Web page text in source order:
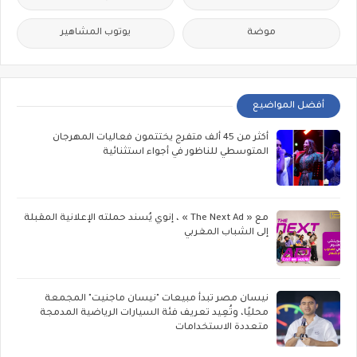
موضة يوتوب المشاهير
أفضل المواضيع
أكثر من 45 ألف متفرج يختتمون فعاليات المهرجان
المتوسطي للناظور في أجواء استثنائية
مع « The Next Ad » ، إنوي يُسند حملته الإعلانية المقبلة
إلى الشباب المغربي
نيسان مصر تبدأ مبيعات "نيسان ماجنيت" المجمعة
محليًا، وتُعِيد تعريف فئة السيارات الرياضية المدمجة
متعددة الاستخدامات